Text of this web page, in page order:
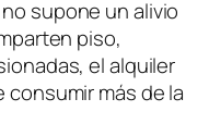
supone un alivio
piso,
el alquiler
más de la